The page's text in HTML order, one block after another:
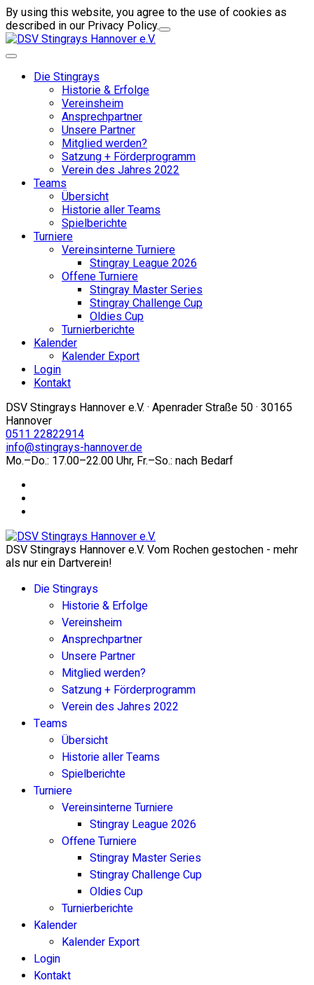
By using this website, you agree to the use of cookies as
described in our Privacy Policy.
Die Stingrays
Historie & Erfolge
Vereinsheim
Ansprechpartner
Unsere Partner
Mitglied werden?
Satzung + Förderprogramm
Verein des Jahres 2022
Teams
Übersicht
Historie aller Teams
Spielberichte
Turniere
Vereinsinterne Turniere
Stingray League 2026
Offene Turniere
Stingray Master Series
Stingray Challenge Cup
Oldies Cup
Turnierberichte
Kalender
Kalender Export
Login
Kontakt
DSV Stingrays Hannover e.V. · Apenrader Straße 50 · 30165
Hannover
0511 22822914
info@stingrays-hannover.de
Mo.–Do.: 17.00–22.00 Uhr, Fr.–So.: nach Bedarf
DSV Stingrays Hannover e.V. Vom Rochen gestochen - mehr
als nur ein Dartverein!
Die Stingrays
Historie & Erfolge
Vereinsheim
Ansprechpartner
Unsere Partner
Mitglied werden?
Satzung + Förderprogramm
Verein des Jahres 2022
Teams
Übersicht
Historie aller Teams
Spielberichte
Turniere
Vereinsinterne Turniere
Stingray League 2026
Offene Turniere
Stingray Master Series
Stingray Challenge Cup
Oldies Cup
Turnierberichte
Kalender
Kalender Export
Login
Kontakt